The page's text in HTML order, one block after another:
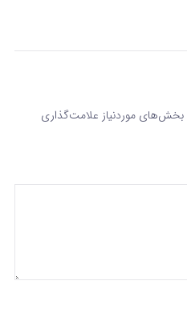
بخش‌های موردنیاز علامت‌گذاری